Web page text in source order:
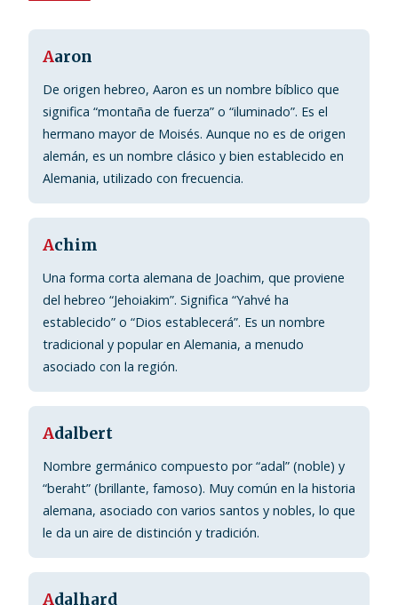
Aaron
De origen hebreo, Aaron es un nombre bíblico que
significa “montaña de fuerza” o “iluminado”. Es el
hermano mayor de Moisés. Aunque no es de origen
alemán, es un nombre clásico y bien establecido en
Alemania, utilizado con frecuencia.
Achim
Una forma corta alemana de Joachim, que proviene
del hebreo “Jehoiakim”. Significa “Yahvé ha
establecido” o “Dios establecerá”. Es un nombre
tradicional y popular en Alemania, a menudo
asociado con la región.
Adalbert
Nombre germánico compuesto por “adal” (noble) y
“beraht” (brillante, famoso). Muy común en la historia
alemana, asociado con varios santos y nobles, lo que
le da un aire de distinción y tradición.
Adalhard